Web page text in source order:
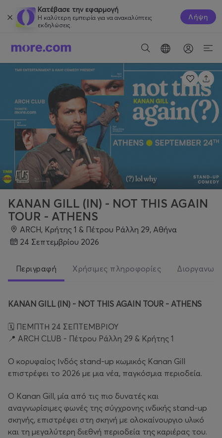
Κατέβασε την εφαρμογή
Η καλύτερη εμπειρία για να ανακαλύπτεις
εκδηλώσεις.
Λήψη
KANAN GILL (IN) - NOT THIS AGAIN
TOUR - ATHENS
ARCH, Κρήτης 1 & Πέτρου Ράλλη 29, Αθήνα
24 Σεπτεμβρίου 2026
Περιγραφή Χρήσιμες πληροφορίες
KANAN GILL (IN) - NOT THIS AGAIN TOUR - ATHENS
🗓️ ΠΕΜΠΤΗ 24 ΣΕΠΤΕΜΒΡΙΟΥ
📍 ARCH CLUB - Πέτρου Ράλλη 29 & Κρήτης 1
Ο κορυφαίος Ινδός stand-up κωμικός Kanan Gill
επιστρέφει το 2026 με μια νέα, παγκόσμια περιοδεία.
Ο Kanan Gill, μία από τις πιο δυνατές και
αναγνωρίσιμες φωνές της σύγχρονης ινδικής stand-up
σκηνής, επιστρέφει στη σκηνή με ολοκαίνουργιο υλικό
και τη μεγαλύτερη διεθνή περιοδεία της καριέρας του.